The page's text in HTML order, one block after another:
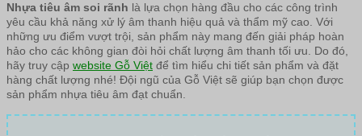
Nhựa tiêu âm soi rãnh là lựa chọn hàng đầu cho các công trình
yêu cầu khả năng xử lý âm thanh hiệu quả và thẩm mỹ cao. Với
những ưu điểm vượt trội, sản phẩm này mang đến giải pháp hoàn
hảo cho các không gian đòi hỏi chất lượng âm thanh tối ưu. Do đó,
hãy truy cập website Gỗ Việt để tìm hiểu chi tiết sản phẩm và đặt
hàng chất lượng nhé! Đội ngũ của Gỗ Việt sẽ giúp bạn chọn được
sản phẩm nhựa tiêu âm đạt chuẩn.